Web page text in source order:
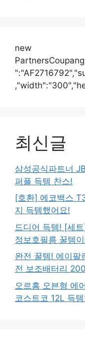
new
최신글
삼성공식파트너
퍼플 득템 찬스!
[호환] 에코백스
지 득템했어요!
드디어 득템! [세
정보호필름 꿀템
완전 꿀템! 에이
전 보조배터리
오르홈 오븐형 에
코스트코 12L 득